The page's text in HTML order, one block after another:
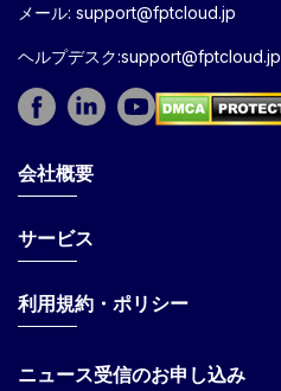
メール: support@fptcloud.jp
ヘルプデスク:support@fptcloud.jp
会社概要
サービス
利用規約・ポリシー
ニュース受信のお申し込み